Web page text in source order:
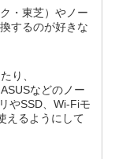
・東芝）やノー
するのが好きな
り、
などのノー
やSSD、Wi-Fiモ
えるようにして